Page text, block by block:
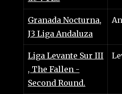
Granada Nocturna,
J3 Liga Andaluza
Liga Levante Sur III
, The Fallen -
Second Round.